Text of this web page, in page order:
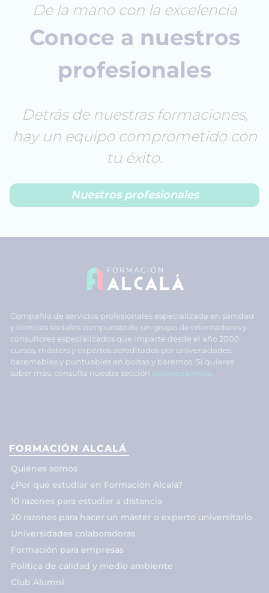
De la mano con la excelencia
Conoce a nuestros
profesionales
Detrás de nuestras formaciones,
hay un equipo comprometido con
tu éxito.
Nuestros profesionales
Compañía de servicios profesionales especializada en sanidad
y ciencias sociales compuesto de un grupo de orientadores y
consultores especializados que imparte desde el año 2000
cursos, másters y expertos acreditados por universidades,
baremables y puntuables en bolsas y baremos. Si quieres
saber más, consulta nuestra sección quiénes somos
FORMACIÓN ALCALÁ
Quiénes somos
¿Por qué estudiar en Formación Alcalá?
10 razones para estudiar a distancia
20 razones para hacer un máster o experto universitario
Universidades colaboradoras
Formación para empresas
Política de calidad y medio ambiente
Club Alumni